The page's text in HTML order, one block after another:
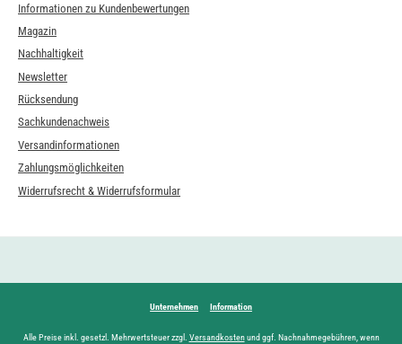
Informationen zu Kundenbewertungen
Magazin
Nachhaltigkeit
Newsletter
Rücksendung
Sachkundenachweis
Versandinformationen
Zahlungsmöglichkeiten
Widerrufsrecht & Widerrufsformular
Unternehmen Information
Alle Preise inkl. gesetzl. Mehrwertsteuer zzgl. Versandkostenund ggf. Nachnahmegebühren, wenn